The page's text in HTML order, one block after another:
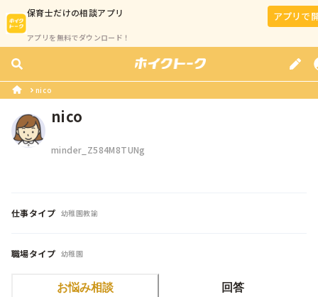
保育士だけの相談アプリ
アプリを無料でダウンロード！
アプリで
nico
nico
minder_Z584M8TUNg
仕事タイプ 幼稚園教諭
職場タイプ 幼稚園
お悩み相談 回答